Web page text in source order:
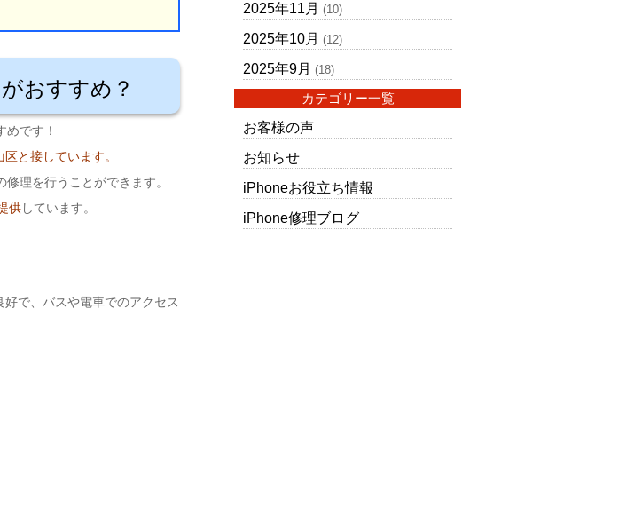
おすすめ？
です！
と接しています。
理を行うことができます。
供しています。
で、バスや電車でのアクセス
2025年11月 (10)
2025年10月 (12)
2025年9月 (18)
カテゴリー一覧
お客様の声
お知らせ
iPhoneお役立ち情報
iPhone修理ブログ